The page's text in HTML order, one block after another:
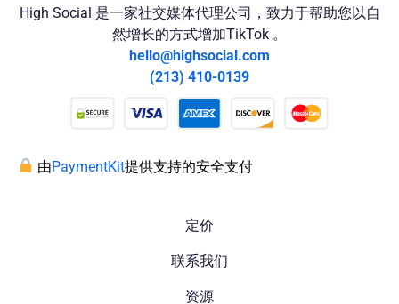
High Social 是一家社交媒体代理公司，致力于帮助您以自
然增长的方式增加TikTok 。
hello@highsocial.com
(213) 410-0139
由PaymentKit提供支持的安全支付
定价
联系我们
资源